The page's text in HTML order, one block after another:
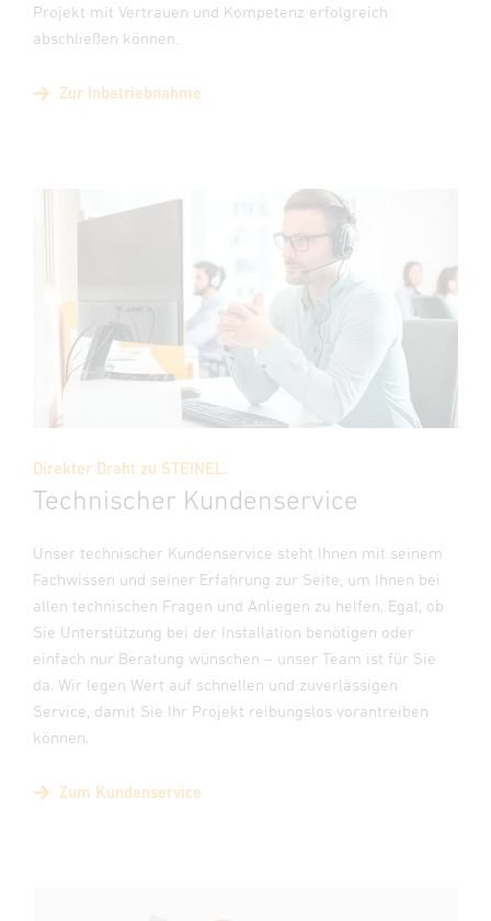
Projekt mit Vertrauen und Kompetenz erfolgreich
abschließen können.
Zur Inbetriebnahme
Direkter Draht zu STEINEL.
Technischer Kundenservice
Unser technischer Kundenservice steht Ihnen mit seinem
Fachwissen und seiner Erfahrung zur Seite, um Ihnen bei
allen technischen Fragen und Anliegen zu helfen. Egal, ob
Sie Unterstützung bei der Installation benötigen oder
einfach nur Beratung wünschen – unser Team ist für Sie
da. Wir legen Wert auf schnellen und zuverlässigen
Service, damit Sie Ihr Projekt reibungslos vorantreiben
können.
Zum Kundenservice